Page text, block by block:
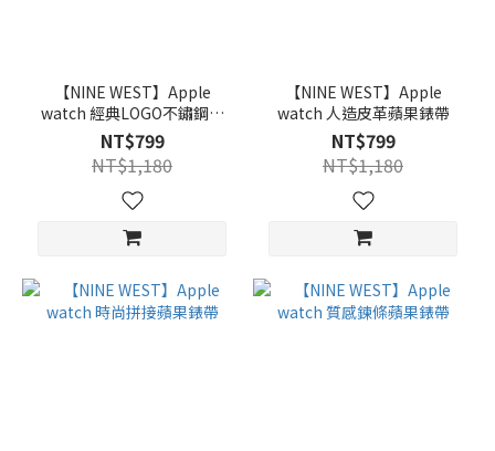
【NINE WEST】Apple
watch 經典LOGO不鏽鋼蘋
果錶帶
NT$799
NT$1,180
【NINE WEST】Apple
watch 人造皮革蘋果錶帶
NT$799
NT$1,180